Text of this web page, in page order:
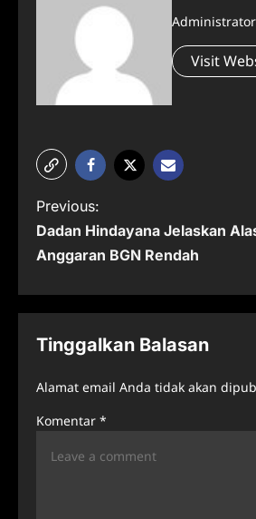
Administrator
Visit
P
o
t
n
Previous:
Dadan Hindayana Jelaskan
Anggaran BGN Rendah
Tinggalkan Balasan
Alamat email Anda tidak akan
Komentar *